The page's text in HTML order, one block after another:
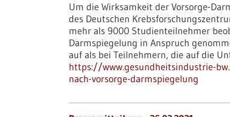
Um die Wirksamkeit der Vorsorge-
des Deutschen
mehr als 9000 Studienteilnehmer
Darmspiegelung in Anspruch
auf als bei Teilnehmern, die auf die
https://www.gesundheitsindustrie-
nach-vorsorge-darmspiegelung